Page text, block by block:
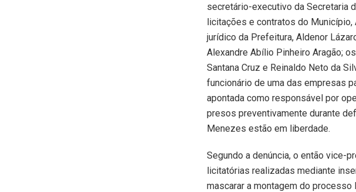
secretário-executivo da Secretaria
licitações e contratos do
jurídico da Prefeitura, Aldenor
Alexandre Abílio Pinheiro Aragão;
Santana Cruz e Reinaldo Neto da
funcionário de uma das empresas
apontada como responsável por
presos preventivamente durante
Menezes estão em liberdade.
Segundo a denúncia, o então vice-
licitatórias realizadas mediante
mascarar a montagem do processo